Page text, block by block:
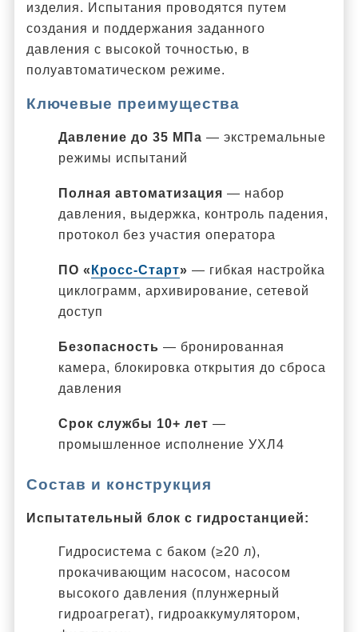
изделия. Испытания проводятся путем
создания и поддержания заданного
давления с высокой точностью, в
полуавтоматическом режиме.
Ключевые преимущества
Давление до 35 МПа — экстремальные
режимы испытаний
Полная автоматизация — набор
давления, выдержка, контроль падения,
протокол без участия оператора
ПО « Кросс-Старт» — гибкая настройка
циклограмм, архивирование, сетевой
доступ
Безопасность — бронированная
камера, блокировка открытия до сброса
давления
Срок службы 10+ лет —
промышленное исполнение УХЛ4
Состав и конструкция
Испытательный блок с гидростанцией:
Гидросистема с баком (≥20 л),
прокачивающим насосом, насосом
высокого давления (плунжерный
гидроагрегат), гидроаккумулятором,